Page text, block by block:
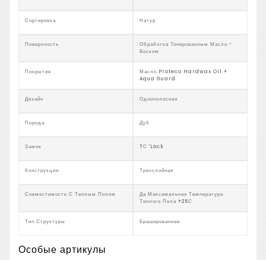
Сортировка Натур
Поверхность
Обработка Тонированным Масло -
Воском
Покрытие
Масло Proteco Hardwax Oil +
Aqua Guard
Дизайн Однополосная
Порода Дуб
Замок TС 'Lock
Конструкция Трехслойная
Совместимость С Теплым Полом
Да Максимальная Температура
Теплого Пола +25С
Тип Структуры Брашированная
Особые артикулы